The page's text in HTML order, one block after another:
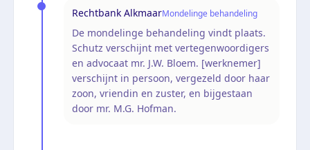
Rechtbank AlkmaarMondelinge behandeling
De mondelinge behandeling vindt plaats.
Schutz verschijnt met vertegenwoordigers
en advocaat mr. J.W. Bloem. [werknemer]
verschijnt in persoon, vergezeld door haar
zoon, vriendin en zuster, en bijgestaan
door mr. M.G. Hofman.